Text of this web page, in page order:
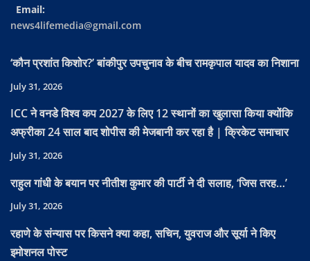
Email:
news4lifemedia@gmail.com
‘कौन प्रशांत किशोर?’ बांकीपुर उपचुनाव के बीच रामकृपाल यादव का निशाना
July 31, 2026
ICC ने वनडे विश्व कप 2027 के लिए 12 स्थानों का खुलासा किया क्योंकि
अफ्रीका 24 साल बाद शोपीस की मेजबानी कर रहा है | क्रिकेट समाचार
July 31, 2026
राहुल गांधी के बयान पर नीतीश कुमार की पार्टी ने दी सलाह, ‘जिस तरह…’
July 31, 2026
रहाणे के संन्यास पर किसने क्या कहा, सचिन, युवराज और सूर्या ने किए
इमोशनल पोस्ट